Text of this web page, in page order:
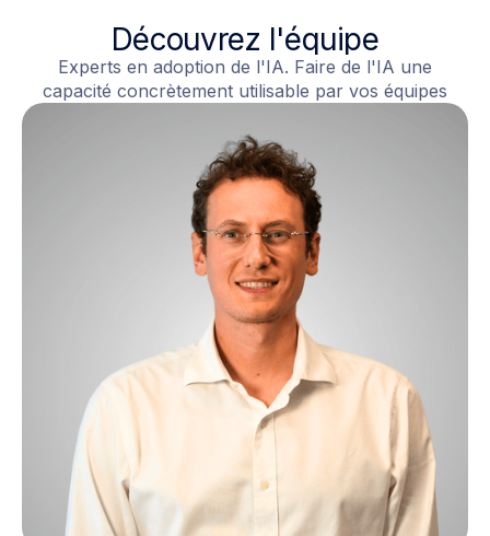
Découvrez l'équipe
Experts en adoption de l'IA. Faire de l'IA une
capacité concrètement utilisable par vos équipes